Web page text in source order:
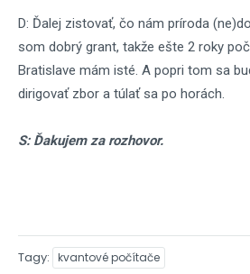
D: Ďalej zistovať, čo nám príroda
som dobrý grant, takže ešte 2 roky
Bratislave mám isté. A popri tom sa
dirigovať zbor a túlať sa po horách.
S: Ďakujem za rozhovor.
Tagy kvantové počítače